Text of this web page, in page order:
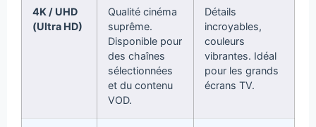
4K / UHD
(Ultra HD)
Qualité cinéma
suprême.
Disponible pour
des chaînes
sélectionnées
et du contenu
VOD.
Détails
incroyables,
couleurs
vibrantes. Idéal
pour les grands
écrans TV.